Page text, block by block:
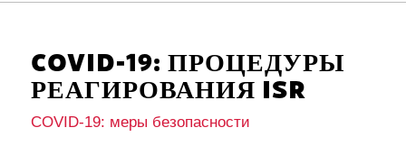
COVID-19: ПРОЦЕДУРЫ
РЕАГИРОВАНИЯ ISR
COVID-19: меры безопасности